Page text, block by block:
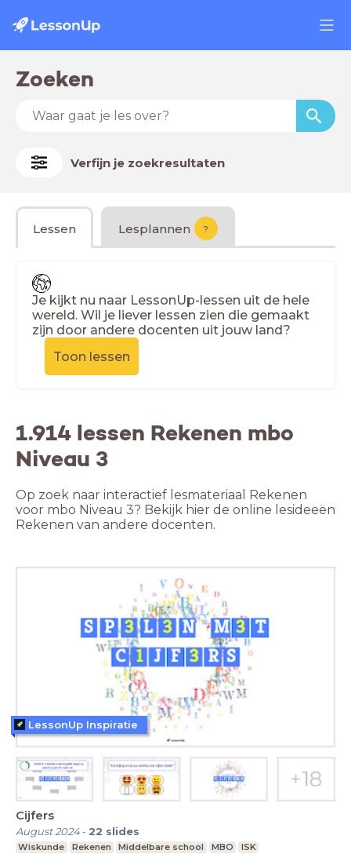
Zoeken
Verfijn je zoekresultaten
Lessen Lesplannen ?
Je kijkt nu naar LessonUp-lessen uit de hele
wereld. Wil je liever lessen zien die gemaakt
zijn door andere docenten uit jouw land?
Toon lessen
1.914 lessen Rekenen mbo
Niveau 3
Op zoek naar interactief lesmateriaal Rekenen
voor mbo Niveau 3? Bekijk hier de online lesideeën
Rekenen van andere docenten.
Cijfers
August 2024- 22 slides
Wiskunde Rekenen Middelbare school MBO ISK
LessonUp Inspiratie